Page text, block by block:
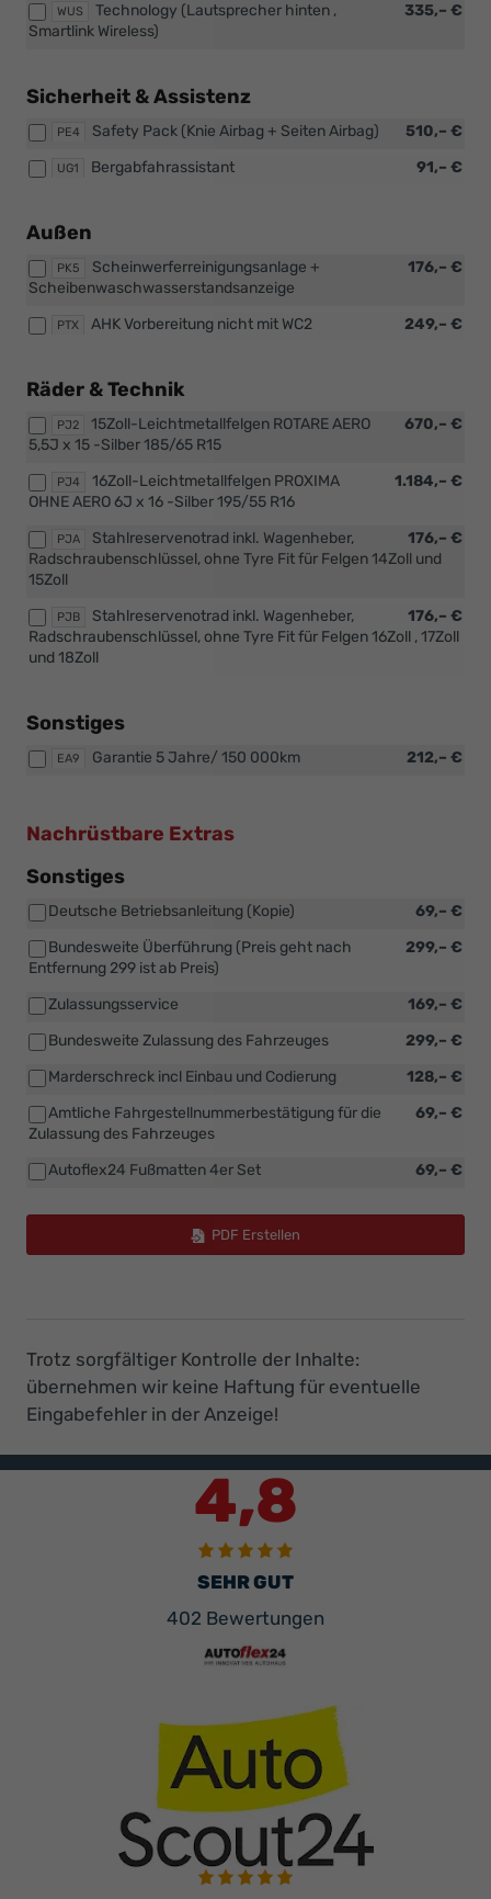
WUS 335,– €
Technology (Lautsprecher hinten ,
Smartlink Wireless)
Sicherheit & Assistenz
PE4 510,– €
Safety Pack (Knie Airbag + Seiten Airbag)
UG1 91,– €
Bergabfahrassistant
Außen
PK5 176,– €
Scheinwerferreinigungsanlage +
Scheibenwaschwasserstandsanzeige
PTX 249,– €
AHK Vorbereitung nicht mit WC2
Räder & Technik
PJ2 670,– €
15Zoll-Leichtmetallfelgen ROTARE AERO
5,5J x 15 -Silber 185/65 R15
PJ4 1.184,– €
16Zoll-Leichtmetallfelgen PROXIMA
OHNE AERO 6J x 16 -Silber 195/55 R16
PJA 176,– €
Stahlreservenotrad inkl. Wagenheber,
Radschraubenschlüssel, ohne Tyre Fit für Felgen 14Zoll und
15Zoll
PJB 176,– €
Stahlreservenotrad inkl. Wagenheber,
Radschraubenschlüssel, ohne Tyre Fit für Felgen 16Zoll , 17Zoll
und 18Zoll
Sonstiges
EA9 212,– €
Garantie 5 Jahre/ 150 000km
Nachrüstbare Extras
Sonstiges
69,– €
Deutsche Betriebsanleitung (Kopie)
299,– €
Bundesweite Überführung (Preis geht nach
Entfernung 299 ist ab Preis)
169,– €
Zulassungsservice
299,– €
Bundesweite Zulassung des Fahrzeuges
128,– €
Marderschreck incl Einbau und Codierung
69,– €
Amtliche Fahrgestellnummerbestätigung für die
Zulassung des Fahrzeuges
69,– €
Autoflex24 Fußmatten 4er Set
PDF Erstellen
Trotz sorgfältiger Kontrolle der Inhalte:
übernehmen wir keine Haftung für eventuelle
Eingabefehler in der Anzeige!
4,8
SEHR GUT
402 Bewertungen